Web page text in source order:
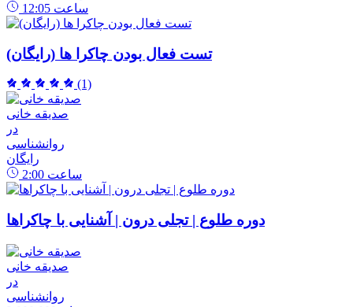
12:05 ساعت
تست فعال بودن چاکرا ها (رایگان)
(1)
صدیقه خانی
در
روانشناسی
رایگان
2:00 ساعت
دوره طلوع | تجلی درون | آشنایی با چاکراها
صدیقه خانی
در
روانشناسی